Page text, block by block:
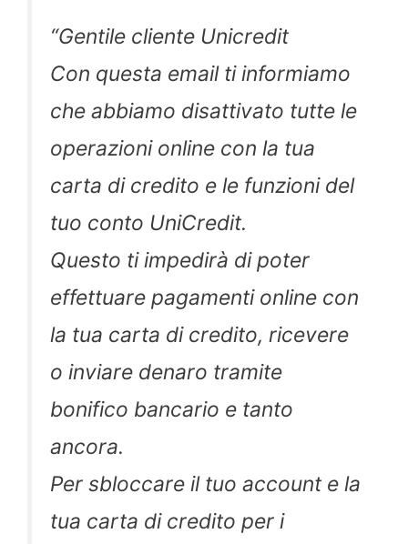
“Gentile cliente Unicredit
Con questa email ti informiamo
che abbiamo disattivato tutte le
operazioni online con la tua
carta di credito e le funzioni del
tuo conto UniCredit.
Questo ti impedirà di poter
effettuare pagamenti online con
la tua carta di credito, ricevere
o inviare denaro tramite
bonifico bancario e tanto
ancora.
Per sbloccare il tuo account e la
tua carta di credito per i